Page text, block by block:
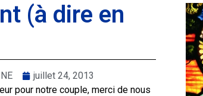
(à dire en
juillet 24, 2013
pour notre couple, merci de nous